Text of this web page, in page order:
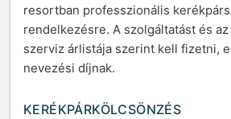
resortban professzionális
rendelkezésre. A szolgáltatást és
szerviz árlistája szerint kell fizetni,
nevezési díjnak.
KERÉKPÁRKÖLCSÖNZÉS